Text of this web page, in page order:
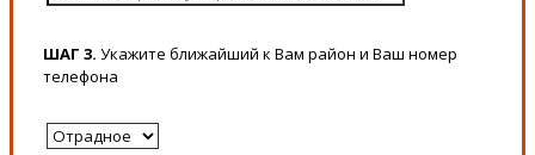
ШАГ 3. Укажите ближайший к Вам район и Ваш номер
телефона